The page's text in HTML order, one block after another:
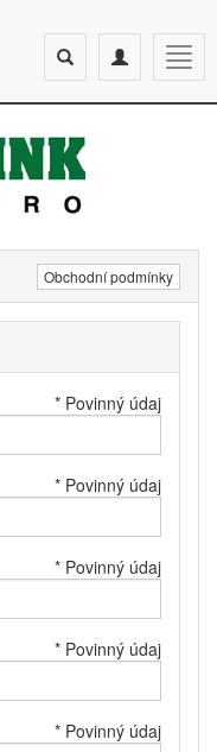
Toggle
navigation
Toggle
search
Obchodní podmínky
* Povinný údaj
* Povinný údaj
* Povinný údaj
* Povinný údaj
* Povinný údaj